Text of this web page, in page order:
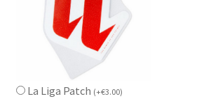
La Liga Patch (+€3.00)